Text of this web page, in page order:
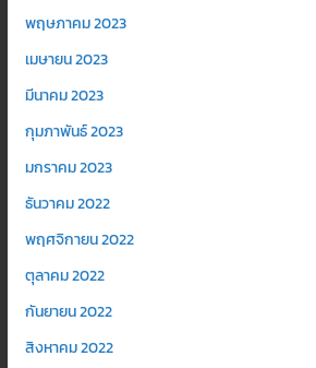
พฤษภาคม 2023
เมษายน 2023
มีนาคม 2023
กุมภาพันธ์ 2023
มกราคม 2023
ธันวาคม 2022
พฤศจิกายน 2022
ตุลาคม 2022
กันยายน 2022
สิงหาคม 2022